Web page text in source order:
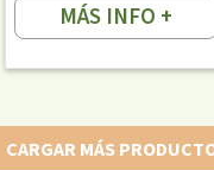
MÁS INFO +
CARGAR MÁS